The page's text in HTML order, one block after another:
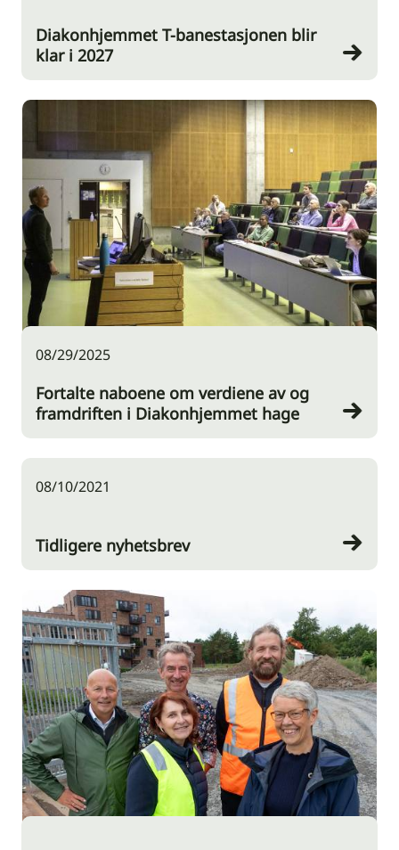
Diakonhjemmet T-banestasjonen blir
klar i 2027
08/29/2025
Fortalte naboene om verdiene av og
framdriften i Diakonhjemmet hage
08/10/2021
Tidligere nyhetsbrev